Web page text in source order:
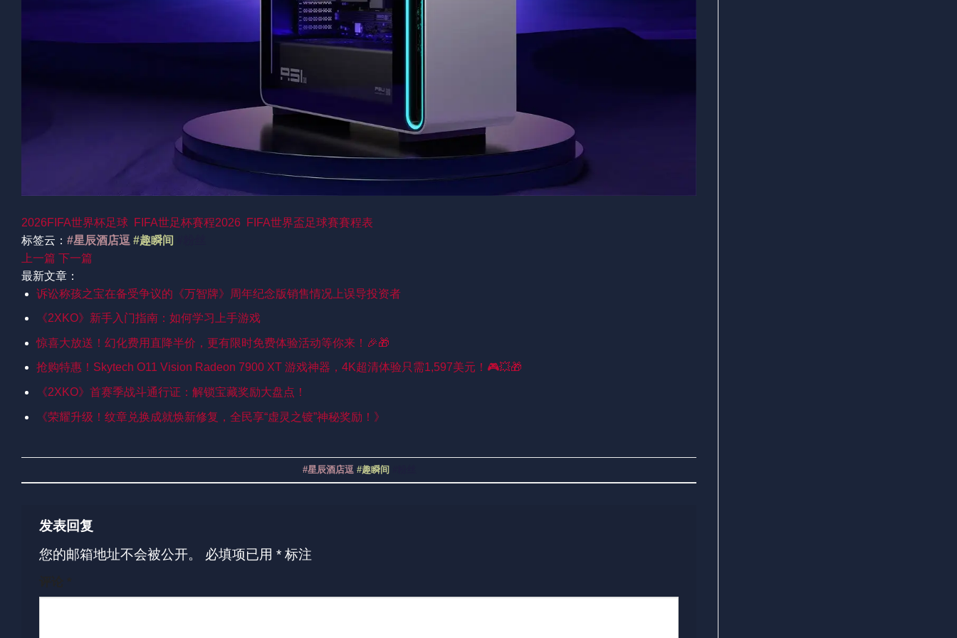
2026FIFA世界杯足球 FIFA世足杯賽程2026
FIFA世界盃足球賽賽程表
标签云： #星辰酒店逗 #趣瞬间
上一篇 下一篇
最新文章：
诉讼称孩之宝在备受争议的《万智牌》周年纪念版销售情况上误导投资者
《2XKO》新手入门指南：如何学习上手游戏
惊喜大放送！幻化费用直降半价，更有限时免费体验活动等你来！🎉🎁
抢购特惠！Skytech O11 Vision Radeon 7900 XT 游戏神器，4K超清体验只需1,597美元！🎮💥🎁
《2XKO》首赛季战斗通行证：解锁宝藏奖励大盘点！
《荣耀升级！纹章兑换成就焕新修复，全民享“虚灵之镀”神秘奖励！》
#星辰酒店逗 #趣瞬间
发表回复
您的邮箱地址不会被公开。
必填项已用 * 标注